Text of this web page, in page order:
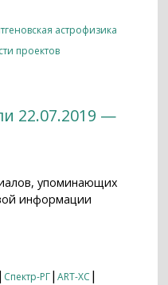
астрофизика
проектов
22.07.2019 —
упоминающих
информации
| Спектр-РГ|ART-XC |